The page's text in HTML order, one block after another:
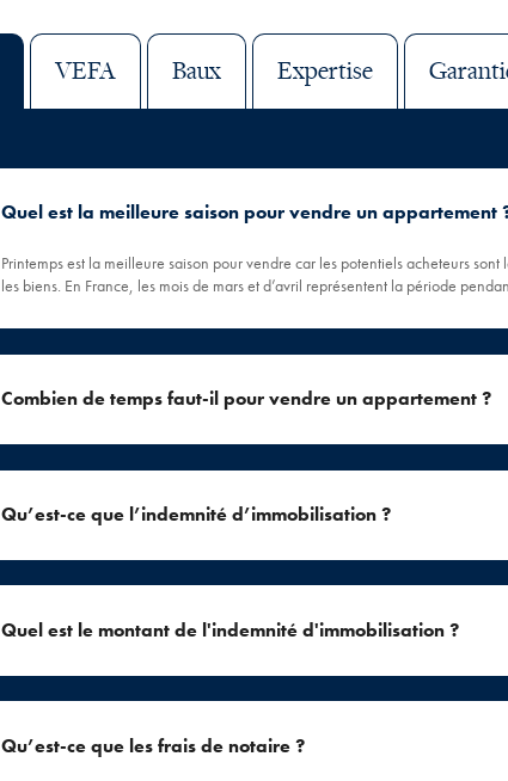
VEFA Baux Expertise
Quel est la meilleure saison pour vendre un appartement
Printemps est la meilleure saison pour vendre car les potentiels acheteurs
les biens. En France, les mois de mars et d’avril représentent la période
Combien de temps faut-il pour vendre un appartement ?
Qu’est-ce que l’indemnité d’immobilisation ?
Quel est le montant de l'indemnité d'immobilisation ?
Qu’est-ce que les frais de notaire ?